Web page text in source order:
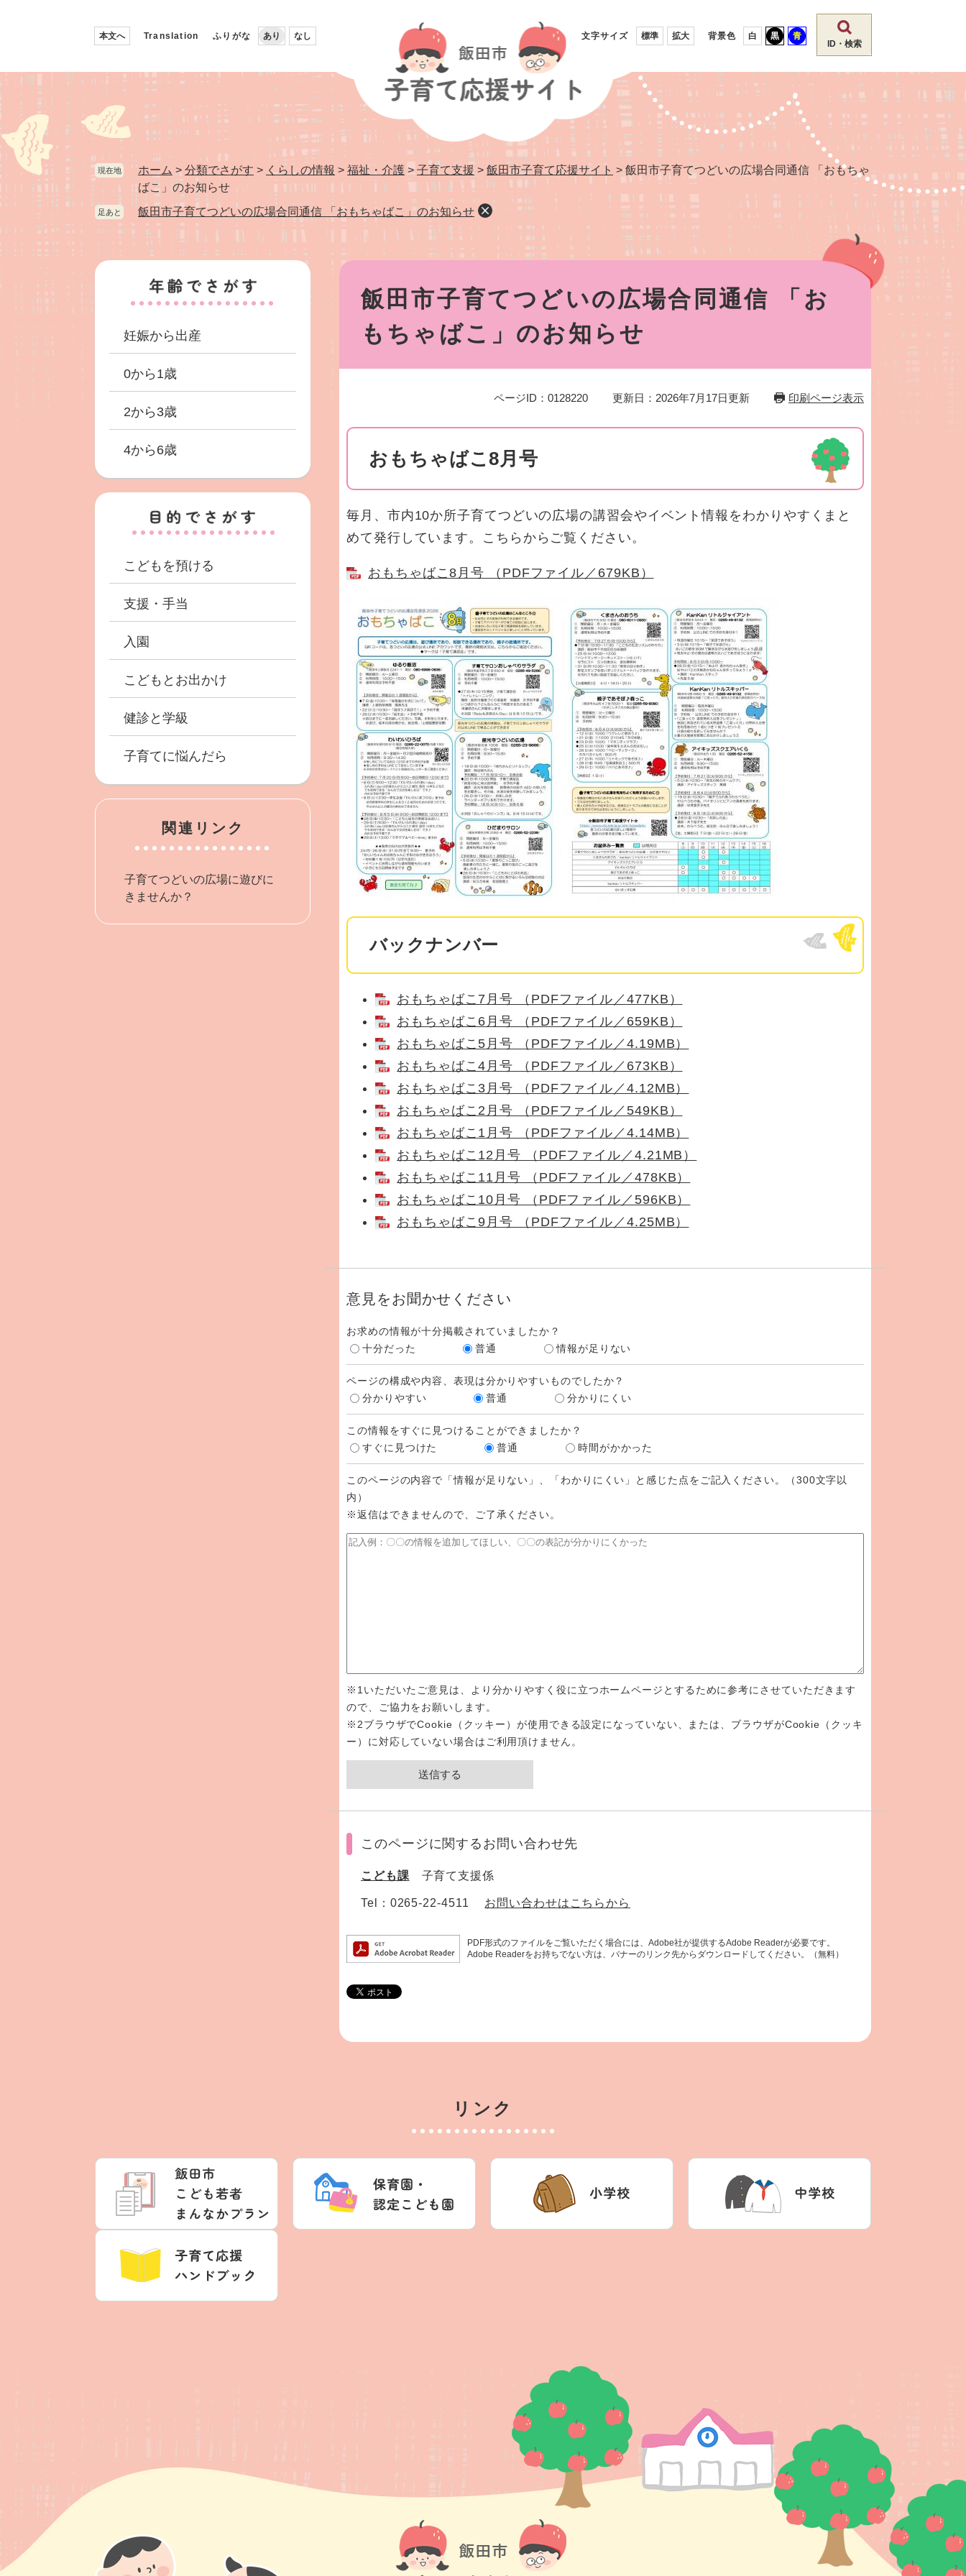
で
す。
ば
し
て
本文へ Translation ふりがな あり なし 文字サイズ 標準 拡大 背景色 白 黒 青
ID・検索
現在地 ホーム > 分類でさがす > くらしの情報 > 福祉・介護 > 子育て支援 > 飯田市子育て応援サイト > 飯田市子育てつどいの広場合同通信 「おもちゃ
ばこ」のお知らせ
足あと 飯田市子育てつどいの広場合同通信 「おもちゃばこ」のお知らせ
本
飯田市子育てつどいの広場合同通信 「お
もちゃばこ」のお知らせ
ページID：0128220 更新日：2026年7月17日更新 印刷ページ表示
おもちゃばこ8月号
毎月、市内10か所子育てつどいの広場の講習会やイベント情報をわかりやすくまと
めて発行しています。こちらからご覧ください。
おもちゃばこ8月号 （PDFファイル／679KB）
バックナンバー
おもちゃばこ7月号 （PDFファイル／477KB）
おもちゃばこ6月号 （PDFファイル／659KB）
おもちゃばこ5月号 （PDFファイル／4.19MB）
おもちゃばこ4月号 （PDFファイル／673KB）
おもちゃばこ3月号 （PDFファイル／4.12MB）
おもちゃばこ2月号 （PDFファイル／549KB）
おもちゃばこ1月号 （PDFファイル／4.14MB）
おもちゃばこ12月号 （PDFファイル／4.21MB）
おもちゃばこ11月号 （PDFファイル／478KB）
おもちゃばこ10月号 （PDFファイル／596KB）
おもちゃばこ9月号 （PDFファイル／4.25MB）
意見をお聞かせください
お求めの情報が十分掲載されていましたか？
十分だった
普通 情報が足りない
ページの構成や内容、表現は分かりやすいものでしたか？
分かりやすい
普通 分かりにくい
この情報をすぐに見つけることができましたか？
すぐに見つけた
普通 時間がかかった
このページの内容で「情報が足りない」、「わかりにくい」と感じた点をご記入ください。（300文字以
内）
※返信はできませんので、ご了承ください。
※1いただいたご意見は、より分かりやすく役に立つホームページとするために参考にさせていただきます
ので、ご協力をお願いします。
※2ブラウザでCookie（クッキー）が使用できる設定になっていない、または、ブラウザがCookie（クッキ
ー）に対応していない場合はご利用頂けません。
このページに関するお問い合わせ先
こども課 子育て支援係
Tel：0265-22-4511 お問い合わせはこちらから
PDF形式のファイルをご覧いただく場合には、Adobe社が提供するAdobe Readerが必要です。
Adobe Readerをお持ちでない方は、バナーのリンク先からダウンロードしてください。（無料）
妊娠から出産
0から1歳
2から3歳
4から6歳
こどもを預ける
支援・手当
入園
こどもとお出かけ
健診と学級
子育てに悩んだら
関連リンク
子育てつどいの広場に遊びに
きませんか？
リンク